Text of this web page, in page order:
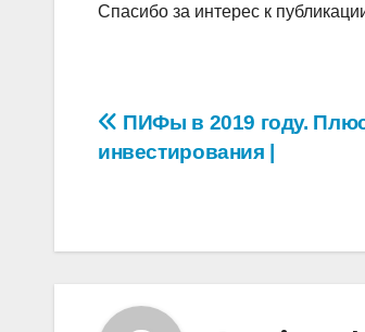
Спасибо за интерес к
Навигация
ПИФы в 2019 году.
инвестирования |